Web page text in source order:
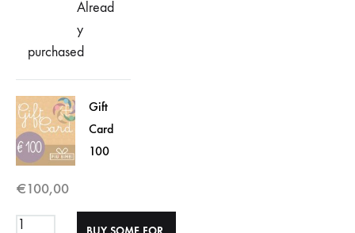
Alread
y
purchased
Gift
Card
100
€100,00